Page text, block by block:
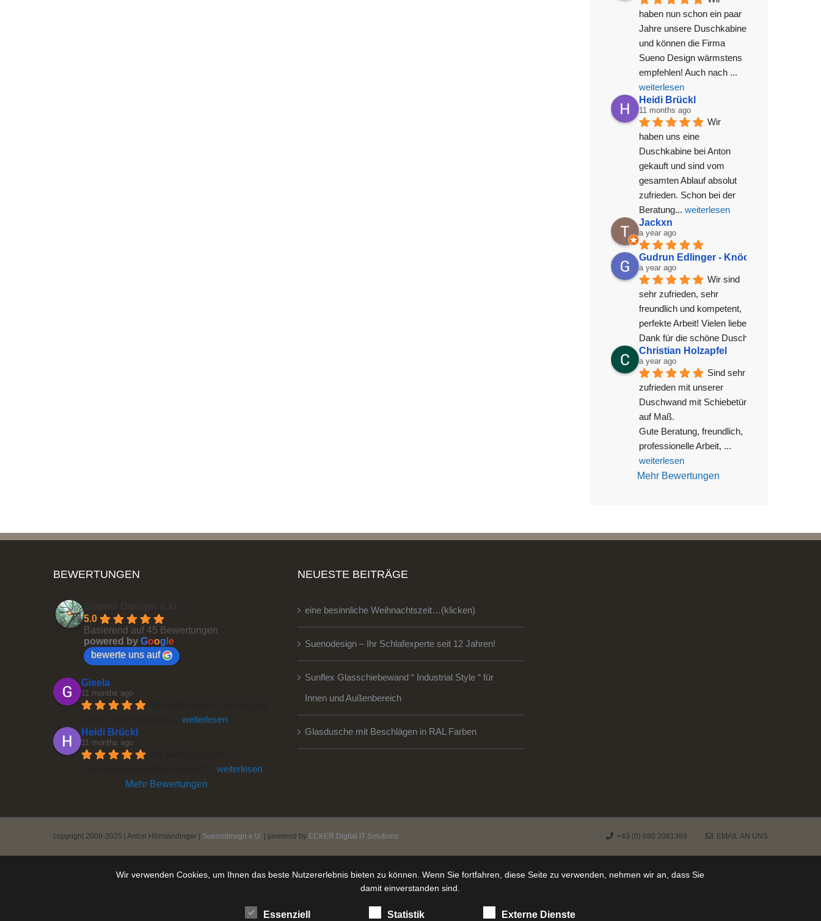
haben nun schon ein paar
Jahre unsere Duschkabine
und können die Firma
Sueno Design wärmstens
empfehlen! Auch nach
weiterlesen
Heidi Brückl
11 months ago
Wir
haben uns eine
Duschkabine bei Anton
gekauft und sind vom
gesamten Ablauf absolut
zufrieden. Schon bei der
Beratung... weiterlesen
Jackxn
a year ago
Gudrun Edlinger - Knöchl
a year ago
Wir sind
sehr zufrieden, sehr
freundlich und kompetent,
perfekte Arbeit! Vielen lieben
Dank für die schöne Dusche!
Christian Holzapfel
a year ago
Sind sehr
zufrieden mit unserer
Duschwand mit Schiebetür
auf Maß.
Gute Beratung, freundlich,
professionelle Arbeit,
weiterlesen
Mehr Bewertungen
BEWERTUNGEN
5.0
Basierend auf 45 Bewertungen
powered by Goog e
bewerte uns auf
Gisela
11 months ago
weiterlesen
Heidi Brückl
11 months ago
weiterlesen
Mehr Bewertungen
NEUESTE BEITRÄGE
eine besinnliche Weihnachtszeit…(klicken)
Suenodesign – Ihr Schlafexperte seit 12 Jahren!
Sunflex Glasschiebewand “ Industrial Style “ für
Innen und Außenbereich
Glasdusche mit Beschlägen in RAL Farben
copyright 2009-2025 | Anton Hörmandinger | Suenodesign e.U. | powered by ECKER.Digital IT Solutions +43 (0) 680 2081369 EMAIL AN UNS
Wir verwenden Cookies, um Ihnen das beste Nutzererlebnis bieten zu können. Wenn Sie fortfahren, diese Seite zu verwenden, nehmen wir an, dass Sie
damit einverstanden sind.
Essenziell Statistik Externe Dienste